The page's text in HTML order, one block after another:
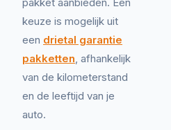
keuze is mogelijk uit
een drietal garantie
pakketten, afhankelijk
van de kilometerstand
en de leeftijd van je
auto.